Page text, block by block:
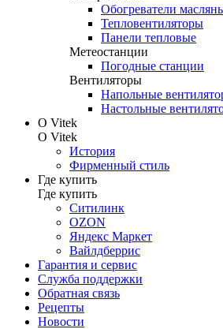
Обогреватели
Тепловентиляторы
Панели тепловые
Метеостанции
Погодные станции
Вентиляторы
Напольные
Настольные
О Vitek
О Vitek
История
Фирменный стиль
Где купить
Где купить
Ситилинк
OZON
Яндекс Маркет
Вайлдберрис
Гарантия и сервис
Служба поддержки
Обратная связь
Рецепты
Новости